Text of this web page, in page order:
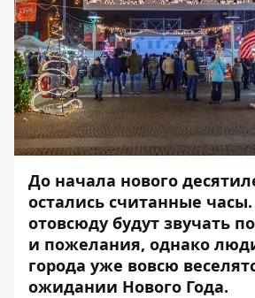
До начала нового
остались считанные
отовсюду будут звучать
и пожелания, однако
города уже вовсю
ожидании Нового Года.